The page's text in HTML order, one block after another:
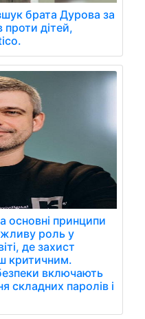
брата Дурова за
проти дітей,
основні принципи
роль у
де захист
критичним.
включають
складних паролів і